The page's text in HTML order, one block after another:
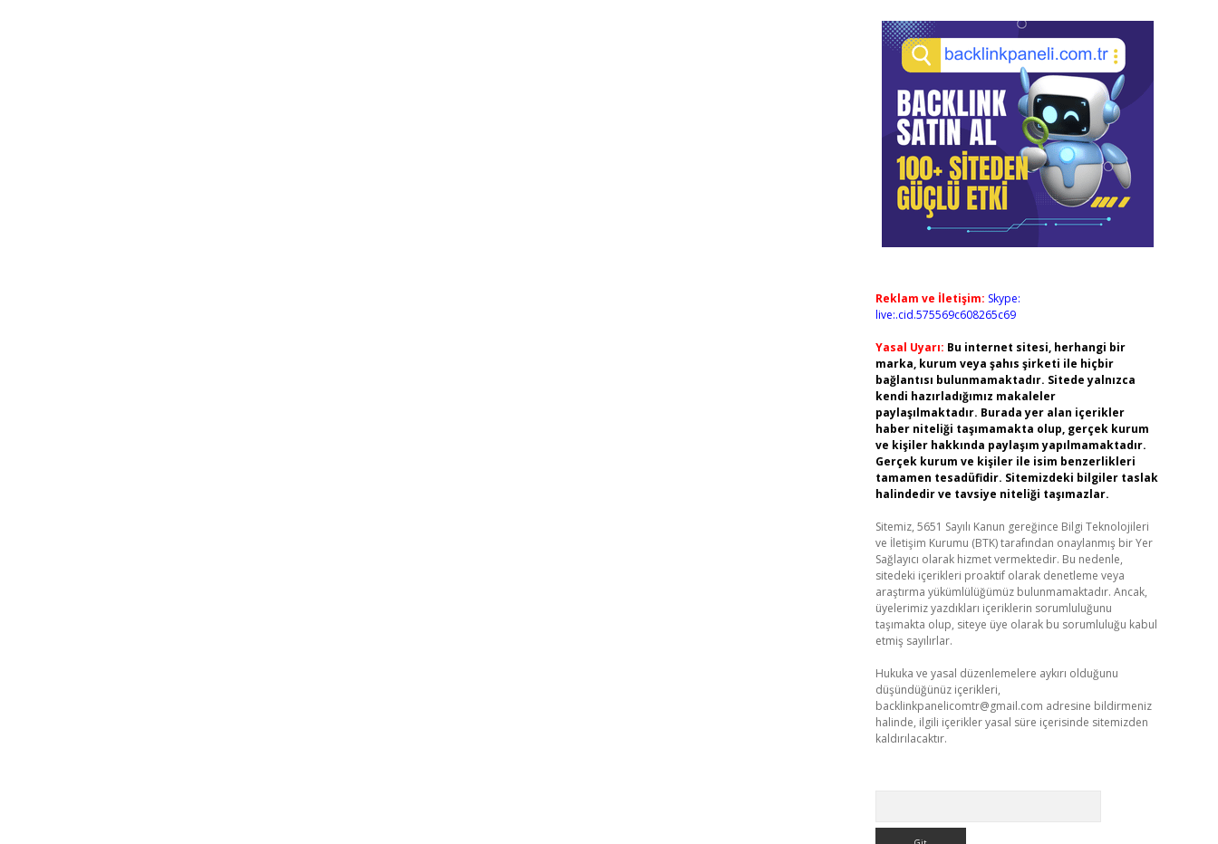
Reklam ve İletişim: Skype:
live:.cid.575569c608265c69
Yasal Uyarı: Bu internet sitesi, herhangi bir
marka, kurum veya şahıs şirketi ile hiçbir
bağlantısı bulunmamaktadır. Sitede yalnızca
kendi hazırladığımız makaleler
paylaşılmaktadır. Burada yer alan içerikler
haber niteliği taşımamakta olup, gerçek kurum
ve kişiler hakkında paylaşım yapılmamaktadır.
Gerçek kurum ve kişiler ile isim benzerlikleri
tamamen tesadüfidir. Sitemizdeki bilgiler taslak
halindedir ve tavsiye niteliği taşımazlar.
Sitemiz, 5651 Sayılı Kanun gereğince Bilgi Teknolojileri
ve İletişim Kurumu (BTK) tarafından onaylanmış bir Yer
Sağlayıcı olarak hizmet vermektedir. Bu nedenle,
sitedeki içerikleri proaktif olarak denetleme veya
araştırma yükümlülüğümüz bulunmamaktadır. Ancak,
üyelerimiz yazdıkları içeriklerin sorumluluğunu
taşımakta olup, siteye üye olarak bu sorumluluğu kabul
etmiş sayılırlar.
Hukuka ve yasal düzenlemelere aykırı olduğunu
düşündüğünüz içerikleri,
backlinkpanelicomtr@gmail.com adresine bildirmeniz
halinde, ilgili içerikler yasal süre içerisinde sitemizden
kaldırılacaktır.